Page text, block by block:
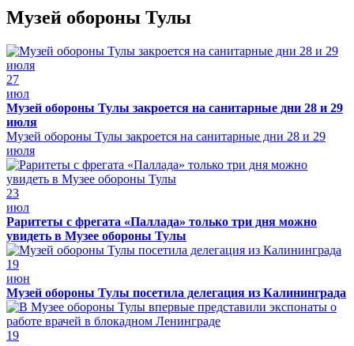
Музей обороны Тулы
27
июл
Музей обороны Тулы закроется на санитарные дни 28 и 29
июля
Музей обороны Тулы закроется на санитарные дни 28 и 29
июля
23
июл
Раритеты с фрегата «Паллада» только три дня можно
увидеть в Музее обороны Тулы
19
июн
Музей обороны Тулы посетила делегация из Калининграда
19